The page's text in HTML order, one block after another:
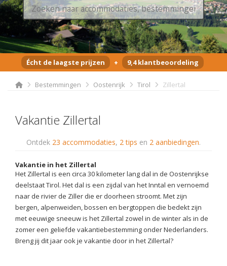
Écht de laagste prijzen + 9,4 klantbeoordeling
Bestemmingen Oostenrijk Tirol Zillertal
Vakantie Zillertal
Ontdek 23 accommodaties, 2 tips en 2 aanbiedingen.
Vakantie in het Zillertal
Het Zillertal is een circa 30 kilometer lang dal in de Oostenrijkse
deelstaat Tirol. Het dal is een zijdal van het Inntal en vernoemd
naar de rivier de Ziller die er doorheen stroomt. Met zijn
bergen, alpenweiden, bossen en bergtoppen die bedekt zijn
met eeuwige sneeuw is het Zillertal zowel in de winter als in de
zomer een geliefde vakantiebestemming onder Nederlanders.
Breng jij dit jaar ook je vakantie door in het Zillertal?